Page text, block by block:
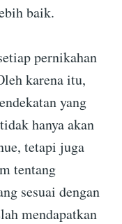
baik.
pernikahan
karena itu,
yang
hanya akan
tetapi juga
tentang
sesuai dengan
mendapatkan